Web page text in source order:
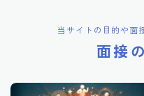
当サイトの目的や面
面接